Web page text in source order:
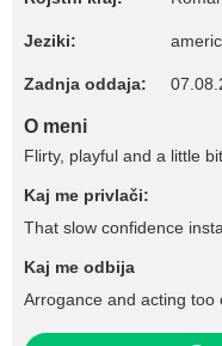
Jeziki:
Zadnja oddaja:
O meni
Flirty, playful and a little
Kaj me privlači:
That slow confidence
Kaj me odbija
Arrogance and acting too